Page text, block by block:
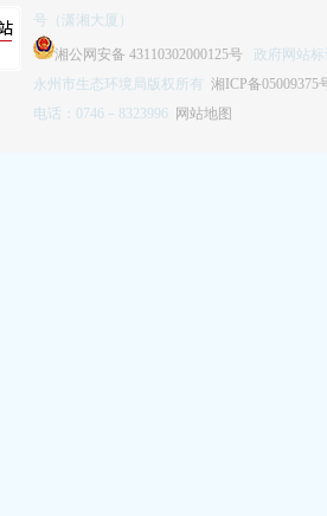
号（潇湘大厦）
湘公网安备 43110302000125号 政府网站标
永州市生态环境局版权所有 湘ICP备05009375
电话：0746－8323996 网站地图